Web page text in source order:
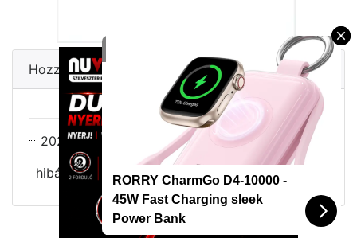
×
RORRY CharmGo D4-10000 - 45W Fast
Charging sleek Power Bank
RORRY CharmGo D4-10000 -
45W Fast Charging sleek
Power Bank
Hozzászólások
2026-07-20 21:14:55 -havelszky
hibátlan